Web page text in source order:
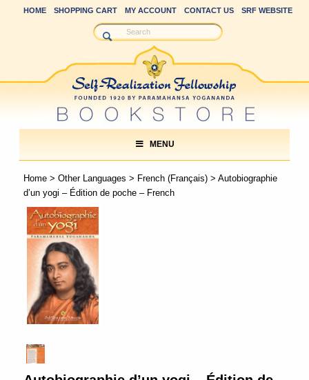
HOME SHOPPING CART MY ACCOUNT CONTACT US SRF WEBSITE
MENU
Home> Other Languages > French (Français)> Autobiographie
d’un yogi – Édition de poche – French